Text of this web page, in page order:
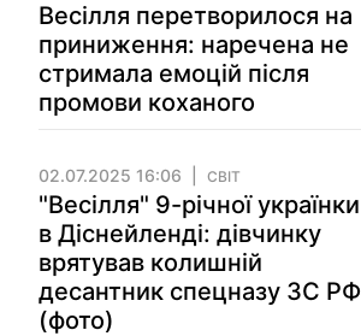
Весілля перетворилося на
приниження: наречена не
стримала емоцій після
промови коханого
02.07.2025 16:06 СВІТ
"Весілля" 9-річної українки
в Діснейленді: дівчинку
врятував колишній
десантник спецназу ЗС РФ
(фото)